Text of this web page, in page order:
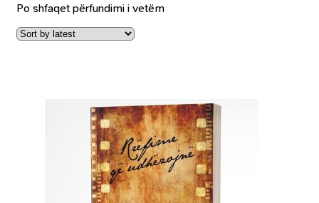
Po shfaqet përfundimi i vetëm